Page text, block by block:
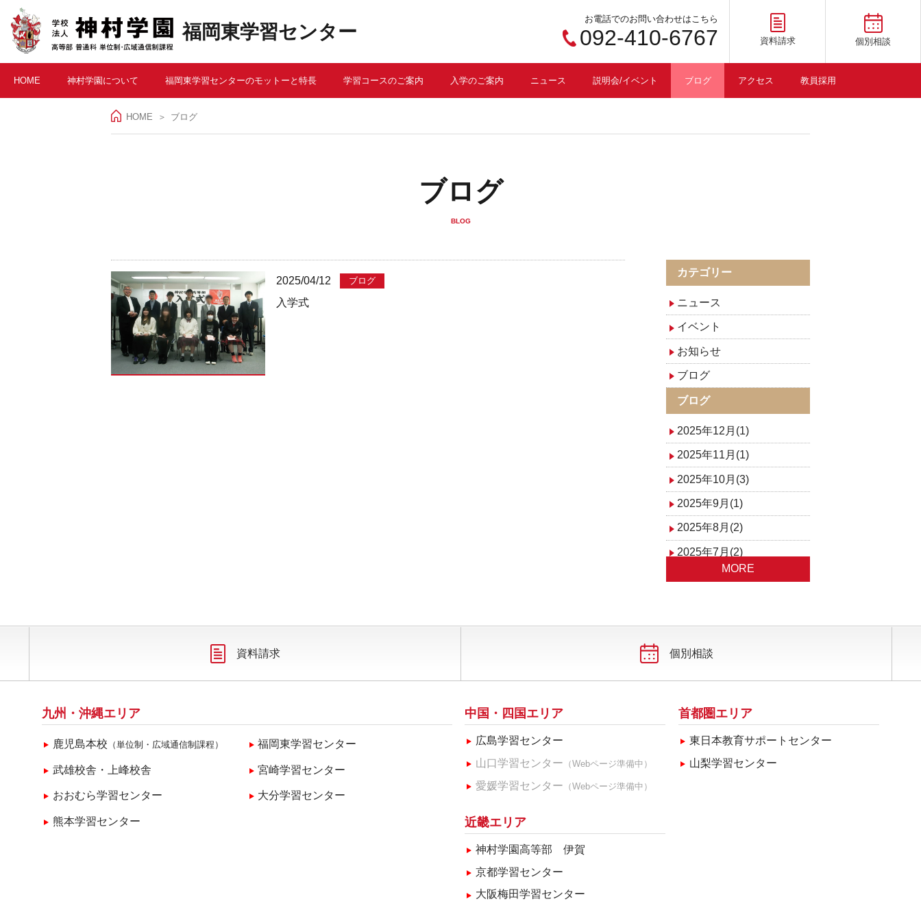
福岡東学習センター
お電話でのお問い合わせはこちら
092-410-6767 資料請求 個別相談
HOME 神村学園について 福岡東学習センターのモットーと特長 学習コースのご案内 入学のご案内 ニュース 説明会/イベント ブログ アクセス 教員採用
HOME ブログ
ブログ
BLOG
2025/04/12 ブログ
入学式
カテゴリー
ニュース
イベント
お知らせ
ブログ
ブログ
2025年12月(1)
2025年11月(1)
2025年10月(3)
2025年9月(1)
2025年8月(2)
2025年7月(2)
2025年6月(1)
2025年3月(2)
2025年2月(1)
MORE
資料請求 個別相談
九州・沖縄エリア
鹿児島本校 （単位制・広域通信制課程） 福岡東学習センター
武雄校舎・上峰校舎 宮崎学習センター
おおむら学習センター 大分学習センター
熊本学習センター
中国・四国エリア
広島学習センター
山口学習センター （Webページ準備中）
愛媛学習センター （Webページ準備中）
近畿エリア
神村学園高等部 伊賀
京都学習センター
大阪梅田学習センター
首都圏エリア
東日本教育サポートセンター
山梨学習センター